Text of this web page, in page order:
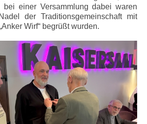
bei einer Versammlung dabei waren
der Traditionsgemeinschaft mit
Wirf“ begrüßt wurden.